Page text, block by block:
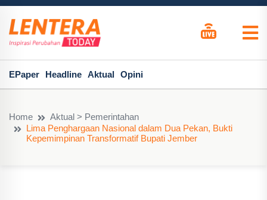
EPaper Headline Aktual Opini
Home
Aktual > Pemerintahan
Lima Penghargaan Nasional dalam Dua Pekan, Bukti
Kepemimpinan Transformatif Bupati Jember